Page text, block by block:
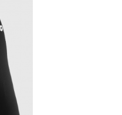
Add to
wishlist